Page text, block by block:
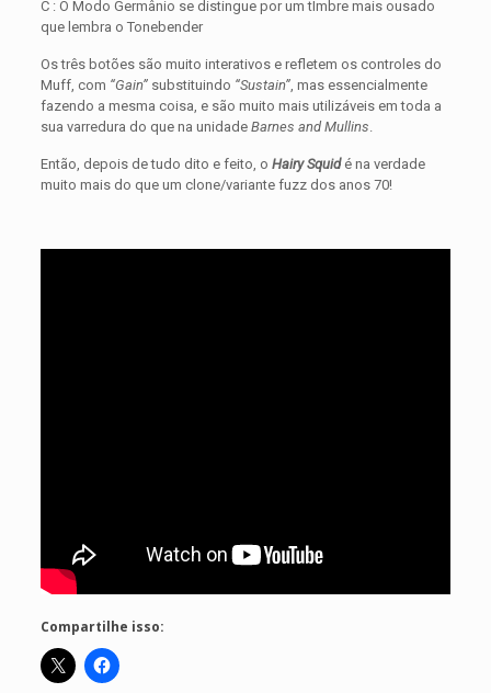
C : O Modo Germânio se distingue por um tImbre mais ousado
que lembra o Tonebender
Os três botões são muito interativos e refletem os controles do
Muff, com “Gain”substituindo “Sustain”, mas essencialmente
fazendo a mesma coisa, e são muito mais utilizáveis em toda a
sua varredura do que na unidade Barnes and Mullins
Então, depois de tudo dito e feito, o Hairy Squidé na verdade
muito mais do que um clone/variante fuzz dos anos 70!
Compartilhe isso: